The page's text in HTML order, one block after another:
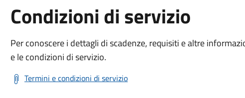
Condizioni di servizio
Per conoscere i dettagli di scadenze, requisiti e altre
e le condizioni di servizio.
Termini e condizioni di servizio